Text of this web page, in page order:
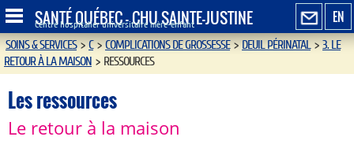
EN
SANTÉ QUÉBEC - CHU SAINTE-JUSTINE
Centre hospitalier universitaire mère-enfant
SOINS & SERVICES>C>COMPLICATIONS DE GROSSESSE>DEUIL PÉRINATAL>3. LE
RETOUR À LA MAISON > RESSOURCES
Les ressources
Le retour à la maison